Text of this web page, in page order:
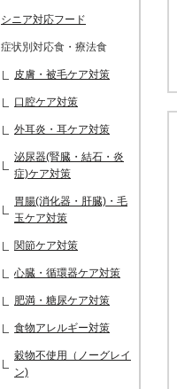
シニア対応フード
症状別対応食・療法食
皮膚・被毛ケア対策
口腔ケア対策
外耳炎・耳ケア対策
泌尿器(腎臓・結石・炎
症)ケア対策
胃腸(消化器・肝臓)・毛
玉ケア対策
関節ケア対策
心臓・循環器ケア対策
肥満・糖尿ケア対策
食物アレルギー対策
穀物不使用（ノーグレイ
ン)